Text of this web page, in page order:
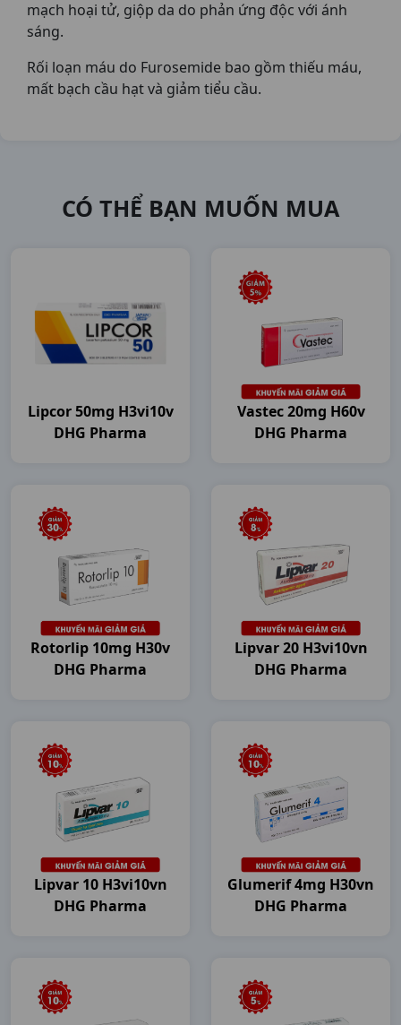
mạch hoại tử, giộp da do phản ứng độc với ánh
sáng.
Rối loạn máu do Furosemide bao gồm thiếu máu,
mất bạch cầu hạt và giảm tiểu cầu.
CÓ THỂ BẠN MUỐN MUA
Lipcor 50mg H3vi10v
DHG Pharma
Vastec 20mg H60v
DHG Pharma
Rotorlip 10mg H30v
DHG Pharma
Lipvar 20 H3vi10vn
DHG Pharma
Lipvar 10 H3vi10vn
DHG Pharma
Glumerif 4mg H30vn
DHG Pharma